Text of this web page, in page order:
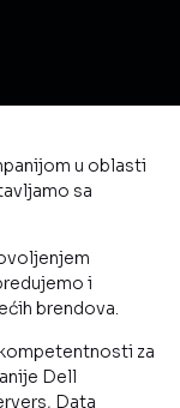
u oblasti
sa
i
brendova.
za
Dell
Data